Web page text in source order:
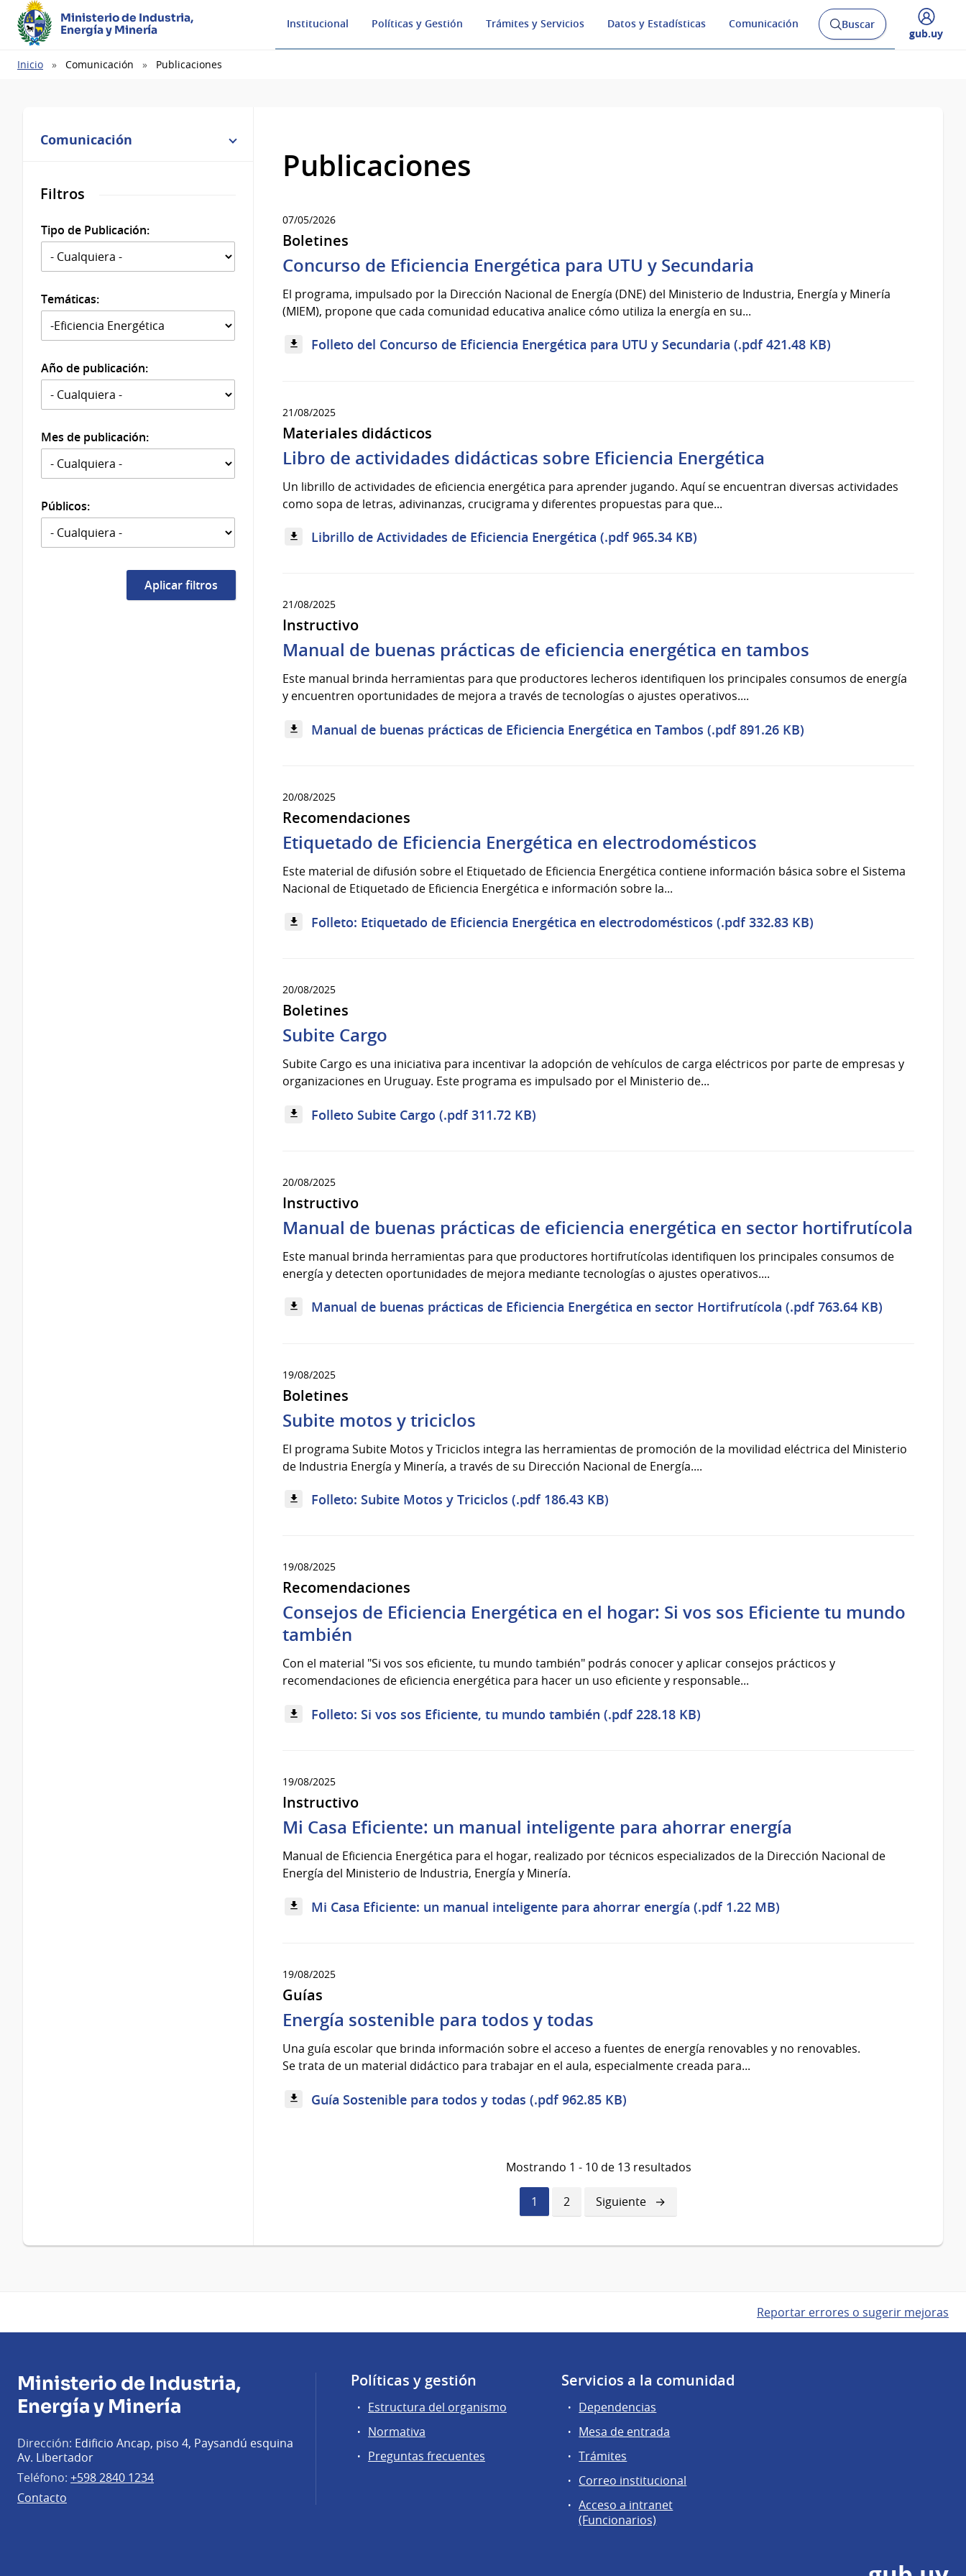
Ministerio de Industria,
Energía y Minería
Institucional Políticas y Gestión Trámites y Servicios Datos y Estadísticas Comunicación
Abrir
buscador
Buscar
Desplegar
gub.uy
Ruta
Inicio Comunicación Publicaciones
Comunicación
Filtros
Tipo de Publicación:
Temáticas:
Año de publicación:
Mes de publicación:
Públicos:
Publicaciones
07/05/2026
Boletines
Concurso de Eficiencia Energética para UTU y Secundaria
El programa, impulsado por la Dirección Nacional de Energía (DNE) del Ministerio de Industria, Energía y Minería
(MIEM), propone que cada comunidad educativa analice cómo utiliza la energía en su...
Folleto del Concurso de Eficiencia Energética para UTU y Secundaria (.pdf 421.48 KB)
21/08/2025
Materiales didácticos
Libro de actividades didácticas sobre Eficiencia Energética
Un librillo de actividades de eficiencia energética para aprender jugando. Aquí se encuentran diversas actividades
como sopa de letras, adivinanzas, crucigrama y diferentes propuestas para que...
Librillo de Actividades de Eficiencia Energética (.pdf 965.34 KB)
21/08/2025
Instructivo
Manual de buenas prácticas de eficiencia energética en tambos
Este manual brinda herramientas para que productores lecheros identifiquen los principales consumos de energía
y encuentren oportunidades de mejora a través de tecnologías o ajustes operativos....
Manual de buenas prácticas de Eficiencia Energética en Tambos (.pdf 891.26 KB)
20/08/2025
Recomendaciones
Etiquetado de Eficiencia Energética en electrodomésticos
Este material de difusión sobre el Etiquetado de Eficiencia Energética contiene información básica sobre el Sistema
Nacional de Etiquetado de Eficiencia Energética e información sobre la...
Folleto: Etiquetado de Eficiencia Energética en electrodomésticos (.pdf 332.83 KB)
20/08/2025
Boletines
Subite Cargo
Subite Cargo es una iniciativa para incentivar la adopción de vehículos de carga eléctricos por parte de empresas y
organizaciones en Uruguay. Este programa es impulsado por el Ministerio de...
Folleto Subite Cargo (.pdf 311.72 KB)
20/08/2025
Instructivo
Manual de buenas prácticas de eficiencia energética en sector hortifrutícola
Este manual brinda herramientas para que productores hortifrutícolas identifiquen los principales consumos de
energía y detecten oportunidades de mejora mediante tecnologías o ajustes operativos....
Manual de buenas prácticas de Eficiencia Energética en sector Hortifrutícola (.pdf 763.64 KB)
19/08/2025
Boletines
Subite motos y triciclos
El programa Subite Motos y Triciclos integra las herramientas de promoción de la movilidad eléctrica del Ministerio
de Industria Energía y Minería, a través de su Dirección Nacional de Energía....
Folleto: Subite Motos y Triciclos (.pdf 186.43 KB)
19/08/2025
Recomendaciones
Consejos de Eficiencia Energética en el hogar: Si vos sos Eficiente tu mundo
también
Con el material "Si vos sos eficiente, tu mundo también" podrás conocer y aplicar consejos prácticos y
recomendaciones de eficiencia energética para hacer un uso eficiente y responsable...
Folleto: Si vos sos Eficiente, tu mundo también (.pdf 228.18 KB)
19/08/2025
Instructivo
Mi Casa Eficiente: un manual inteligente para ahorrar energía
Manual de Eficiencia Energética para el hogar, realizado por técnicos especializados de la Dirección Nacional de
Energía del Ministerio de Industria, Energía y Minería.
Mi Casa Eficiente: un manual inteligente para ahorrar energía (.pdf 1.22 MB)
19/08/2025
Guías
Energía sostenible para todos y todas
Una guía escolar que brinda información sobre el acceso a fuentes de energía renovables y no renovables.
Se trata de un material didáctico para trabajar en el aula, especialmente creada para...
Guía Sostenible para todos y todas (.pdf 962.85 KB)
Mostrando 1 - 10 de 13 resultados
Página
actual
1 Página
2
Siguiente
página
Siguiente
Reportar errores o sugerir mejoras
Ministerio de Industria,
Energía y Minería
Dirección: Edificio Ancap, piso 4, Paysandú esquina
Av. Libertador
Teléfono: +598 2840 1234
Contacto
Políticas y gestión
Estructura del organismo
Normativa
Preguntas frecuentes
Servicios a la comunidad
Dependencias
Mesa de entrada
Trámites
Correo institucional
Acceso a intranet
(Funcionarios)